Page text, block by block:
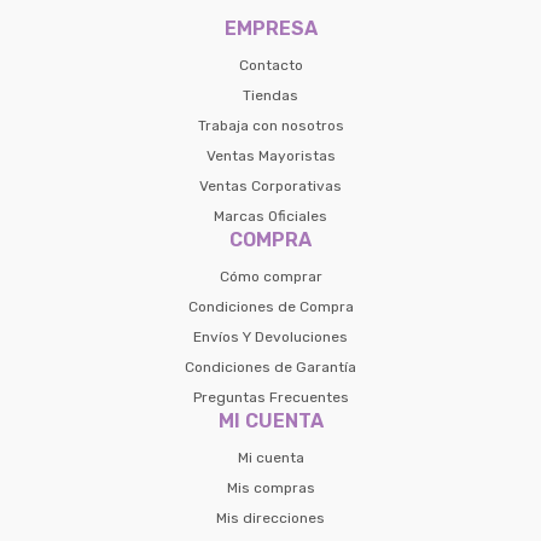
EMPRESA
Contacto
Tiendas
Trabaja con nosotros
Ventas Mayoristas
Ventas Corporativas
Marcas Oficiales
COMPRA
Cómo comprar
Condiciones de Compra
Envíos Y Devoluciones
Condiciones de Garantía
Preguntas Frecuentes
MI CUENTA
Mi cuenta
Mis compras
Mis direcciones
Continuar
Volver al inicio
Seleccioná Pago Después como metodo